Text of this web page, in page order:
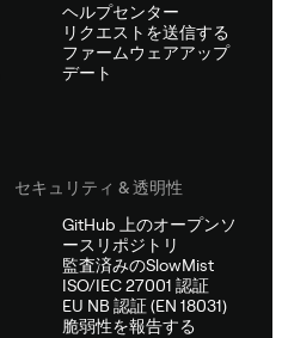
ヘルプセンター
リクエストを送信する
ファームウェアアップ
デート
セキュリティ & 透明性
GitHub 上のオープンソ
ースリポジトリ
監査済みのSlowMist
ISO/IEC 27001 認証
EU NB 認証 (EN 18031)
脆弱性を報告する